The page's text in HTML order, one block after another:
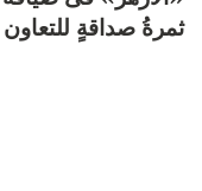
ثمرةُ صداقةٍ للتعاون